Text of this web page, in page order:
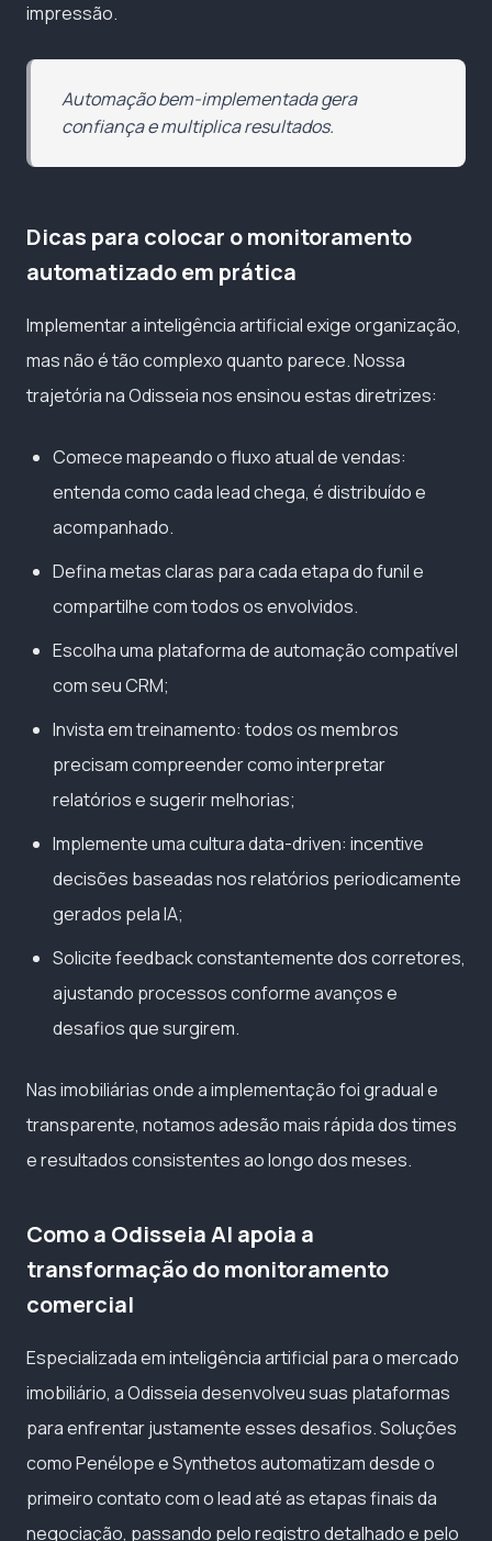
impressão.
Automação bem-implementada gera
confiança e multiplica resultados.
Dicas para colocar o monitoramento
automatizado em prática
Implementar a inteligência artificial exige organização,
mas não é tão complexo quanto parece. Nossa
trajetória na Odisseia nos ensinou estas diretrizes:
Comece mapeando o fluxo atual de vendas:
entenda como cada lead chega, é distribuído e
acompanhado.
Defina metas claras para cada etapa do funil e
compartilhe com todos os envolvidos.
Escolha uma plataforma de automação compatível
com seu CRM;
Invista em treinamento: todos os membros
precisam compreender como interpretar
relatórios e sugerir melhorias;
Implemente uma cultura data-driven: incentive
decisões baseadas nos relatórios periodicamente
gerados pela IA;
Solicite feedback constantemente dos corretores,
ajustando processos conforme avanços e
desafios que surgirem.
Nas imobiliárias onde a implementação foi gradual e
transparente, notamos adesão mais rápida dos times
e resultados consistentes ao longo dos meses.
Como a Odisseia AI apoia a
transformação do monitoramento
comercial
Especializada em inteligência artificial para o mercado
imobiliário, a Odisseia desenvolveu suas plataformas
para enfrentar justamente esses desafios. Soluções
como Penélope e Synthetos automatizam desde o
primeiro contato com o lead até as etapas finais da
negociação, passando pelo registro detalhado e pelo